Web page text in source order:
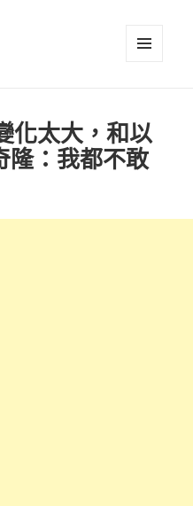
化太大，和以
隆：我都不敢